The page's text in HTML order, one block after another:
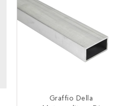
Graffio Della